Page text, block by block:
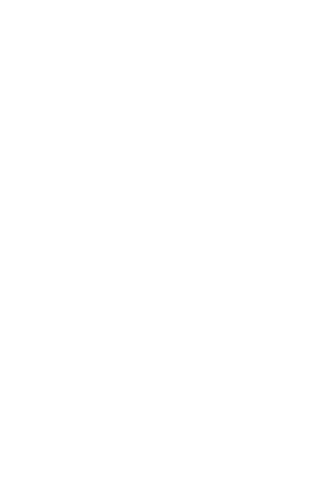
vixente en materia de
Persoal, a Real Academia
usuarios que faciliten o seu correo
outra información de carácter
serán obxecto de tratamento
confidencial e incorporados aos seus
mesmo, os usuarios poderán exercer o
oposición e cancelación dos
contacto connosco.
da política de
aparece na imaxe: